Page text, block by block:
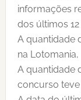
informações
dos últimos 12
A quantidade
na Lotomania,
A quantidade
concurso teve